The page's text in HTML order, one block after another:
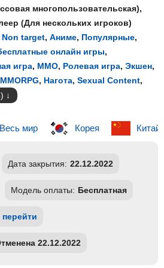
многопользовательская),
(Для нескольких игроков)
Non target, Аниме, Популярные,
онлайн игры,
игра, ММО, Ролевая игра, Экшен,
MMORPG, Нагота, Sexual Content,
Весь мир Корея Китай
Дата закрытия: 22.12.2022
Модель оплаты: Бесплатная
перейти
22.12.2022